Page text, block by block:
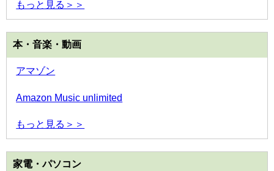
もっと見る＞＞
本・音楽・動画
アマゾン
Amazon Music unlimited
もっと見る＞＞
家電・パソコン